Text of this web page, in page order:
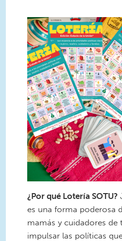
2.png
¿Por qué Lotería SOTU?
es una forma poderosa
mamás y cuidadores de
impulsar las políticas